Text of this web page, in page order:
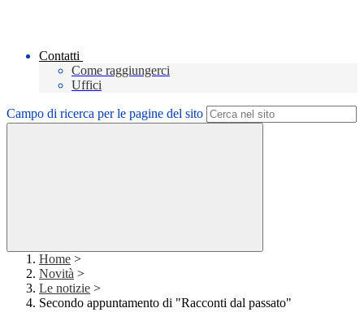
Contatti
Come raggiungerci
Uffici
Campo di ricerca per le pagine del sito
Home >
Novità >
Le notizie >
Secondo appuntamento di "Racconti dal passato"